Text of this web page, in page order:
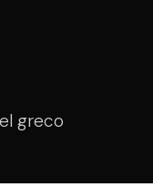
greco